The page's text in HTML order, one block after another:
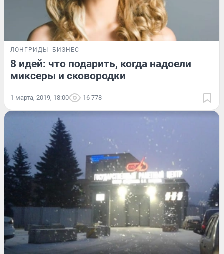
ЛОНГРИДЫ БИЗНЕС
8 идей: что подарить, когда надоели
миксеры и сковородки
1 марта, 2019, 18:00 16 778